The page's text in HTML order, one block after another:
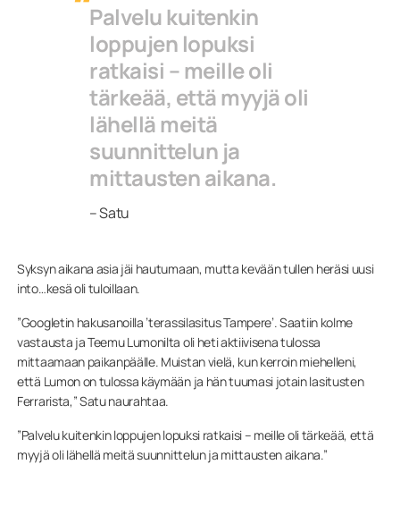
Palvelu kuitenkin
loppujen lopuksi
ratkaisi – meille oli
tärkeää, että myyjä oli
lähellä meitä
suunnittelun ja
mittausten aikana.
– Satu
Syksyn aikana asia jäi hautumaan, mutta kevään tullen heräsi uusi
into…kesä oli tuloillaan.
”Googletin hakusanoilla ’terassilasitus Tampere’. Saatiin kolme
vastausta ja Teemu Lumonilta oli heti aktiivisena tulossa
mittaamaan paikanpäälle. Muistan vielä, kun kerroin miehelleni,
että Lumon on tulossa käymään ja hän tuumasi jotain lasitusten
Ferrarista,” Satu naurahtaa.
”Palvelu kuitenkin loppujen lopuksi ratkaisi – meille oli tärkeää, että
myyjä oli lähellä meitä suunnittelun ja mittausten aikana.”